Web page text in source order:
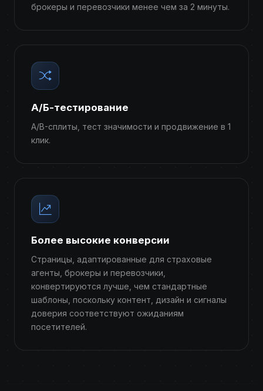
брокеры и перевозчики менее чем за 2 минуты.
А/Б-тестирование
A/B-сплиты, тест значимости и продвижение в 1
клик.
Более высокие конверсии
Страницы, адаптированные для страховые
агенты, брокеры и перевозчики,
конвертируются лучше, чем стандартные
шаблоны, поскольку контент, дизайн и сигналы
доверия соответствуют ожиданиям
посетителей.